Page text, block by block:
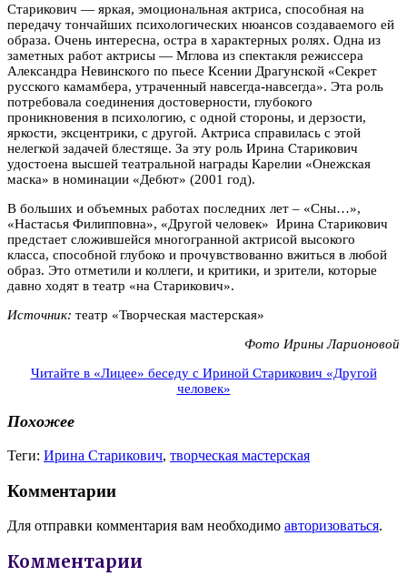
Старикович — яркая, эмоциональная актриса, способная на
передачу тончайших психологических нюансов создаваемого ей
образа. Очень интересна, остра в характерных ролях. Одна из
заметных работ актрисы — Мглова из спектакля режиссера
Александра Невинского по пьесе Ксении Драгунской «Секрет
русского камамбера, утраченный навсегда-навсегда». Эта роль
потребовала соединения достоверности, глубокого
проникновения в психологию, с одной стороны, и дерзости,
яркости, эксцентрики, с другой. Актриса справилась с этой
нелегкой задачей блестяще. За эту роль Ирина Старикович
удостоена высшей театральной награды Карелии «Онежская
маска» в номинации «Дебют» (2001 год).
В больших и объемных работах последних лет – «Сны…»,
«Настасья Филипповна», «Другой человек» Ирина Старикович
предстает сложившейся многогранной актрисой высокого
класса, способной глубоко и прочувствованно вжиться в любой
образ. Это отметили и коллеги, и критики, и зрители, которые
давно ходят в театр «на Старикович».
Источник: театр «Творческая мастерская»
Фото Ирины Ларионовой
Читайте в «Лицее» беседу с Ириной Старикович «Другой
человек»
Похожее
Теги: Ирина Старикович, творческая мастерская
Комментарии
Для отправки комментария вам необходимо авторизоваться.
Комментарии